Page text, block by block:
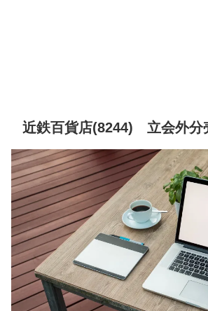
近鉄百貨店(8244) 立会外